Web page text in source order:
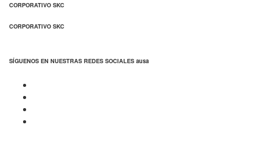
CORPORATIVO SKC
CORPORATIVO SKC
SÍGUENOS EN NUESTRAS REDES SOCIALES ausa